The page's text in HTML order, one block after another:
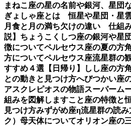
まねこ座の星の名前や銀河、星
ぎょしゃ座とは 恒星や星団・星
月食と月の満ち欠けの違い 仕組
説】 ちょうこくしつ座の銀河や
徴についてペルセウス座の夏の方
方についてペルセウス座流星群の
すすめ４選【日帰り】
しし座の方
との動きと見つけ方へびつかい座
アスクレピオスの物語スーパーム
組みを図解しますこと座の特徴と
見つけ方みずがめ座η流星群の読
ク）母天体についてオリオン座の